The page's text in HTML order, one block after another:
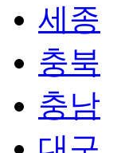
세종
충북
충남